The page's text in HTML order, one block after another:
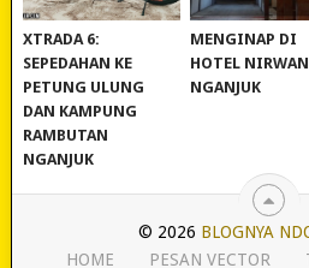
REVIEW POLYGON
XTRADA 6:
SEPEDAHAN KE
PETUNG ULUNG
DAN KAMPUNG
RAMBUTAN
NGANJUK
MURAH
MENGINAP DI
HOTEL
NGANJUK
© 2026 BLOGNYA
HOME
PESAN VECTOR